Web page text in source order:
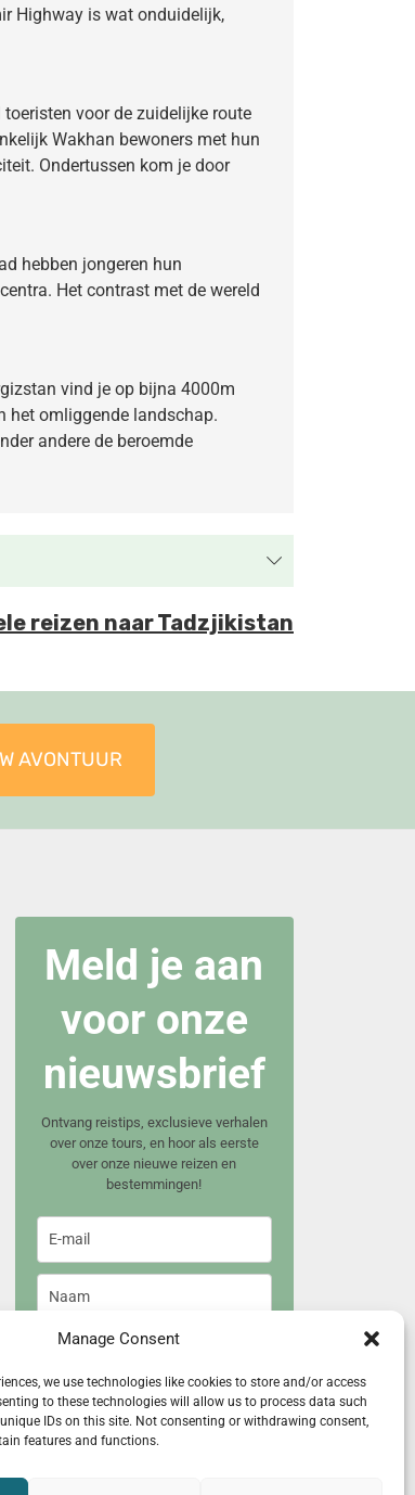
Manage Consent
we use technologies like cookies to store and/or access
to these technologies will allow us to process data such
IDs on this site. Not consenting or withdrawing consent,
features and functions.
Highway is wat onduidelijk,
voor de zuidelijke route
Wakhan bewoners met hun
Ondertussen kom je door
hebben jongeren hun
Het contrast met de wereld
vind je op bijna 4000m
het omliggende landschap.
andere de beroemde
reizen naar Tadzjikistan
AVONTUUR
Meld je aan
voor onze
nieuwsbrief
Ontvang reistips, exclusieve verhalen
over onze tours, en hoor als eerste
over onze nieuwe reizen en
bestemmingen!